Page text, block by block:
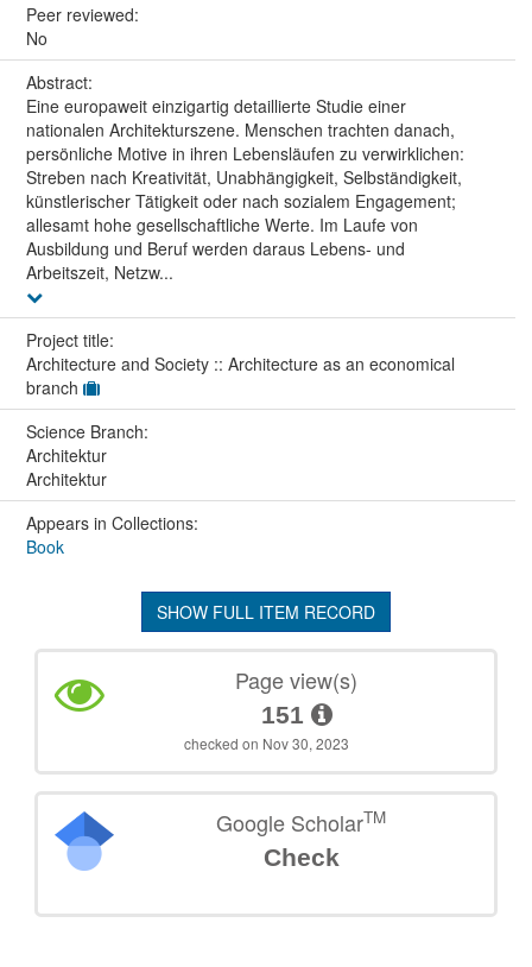
Peer reviewed:
No
Abstract:
Eine europaweit einzigartig detaillierte Studie einer
nationalen Architekturszene. Menschen trachten danach,
persönliche Motive in ihren Lebensläufen zu verwirklichen:
Streben nach Kreativität, Unabhängigkeit, Selbständigkeit,
künstlerischer Tätigkeit oder nach sozialem Engagement;
allesamt hohe gesellschaftliche Werte. Im Laufe von
Ausbildung und Beruf werden daraus Lebens- und
Arbeitszeit, Netzw...
Project title:
Architecture and Society :: Architecture as an economical
branch
Science Branch:
Architektur
Architektur
Appears in Collections:
Book
SHOW FULL ITEM RECORD
Page view(s)
151
checked on Nov 30, 2023
Google ScholarTM
Check